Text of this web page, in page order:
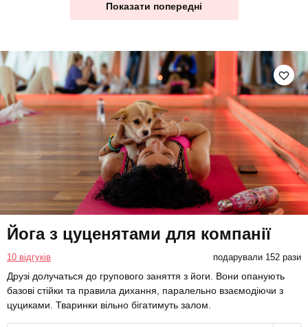
Показати попередні
Йога з цуценятами для компанії
10 відгуків подарували 152 рази
Друзі долучаться до групового заняття з йоги. Вони опанують
базові стійки та правила дихання, паралельно взаємодіючи з
цуциками. Тваринки вільно бігатимуть залом.